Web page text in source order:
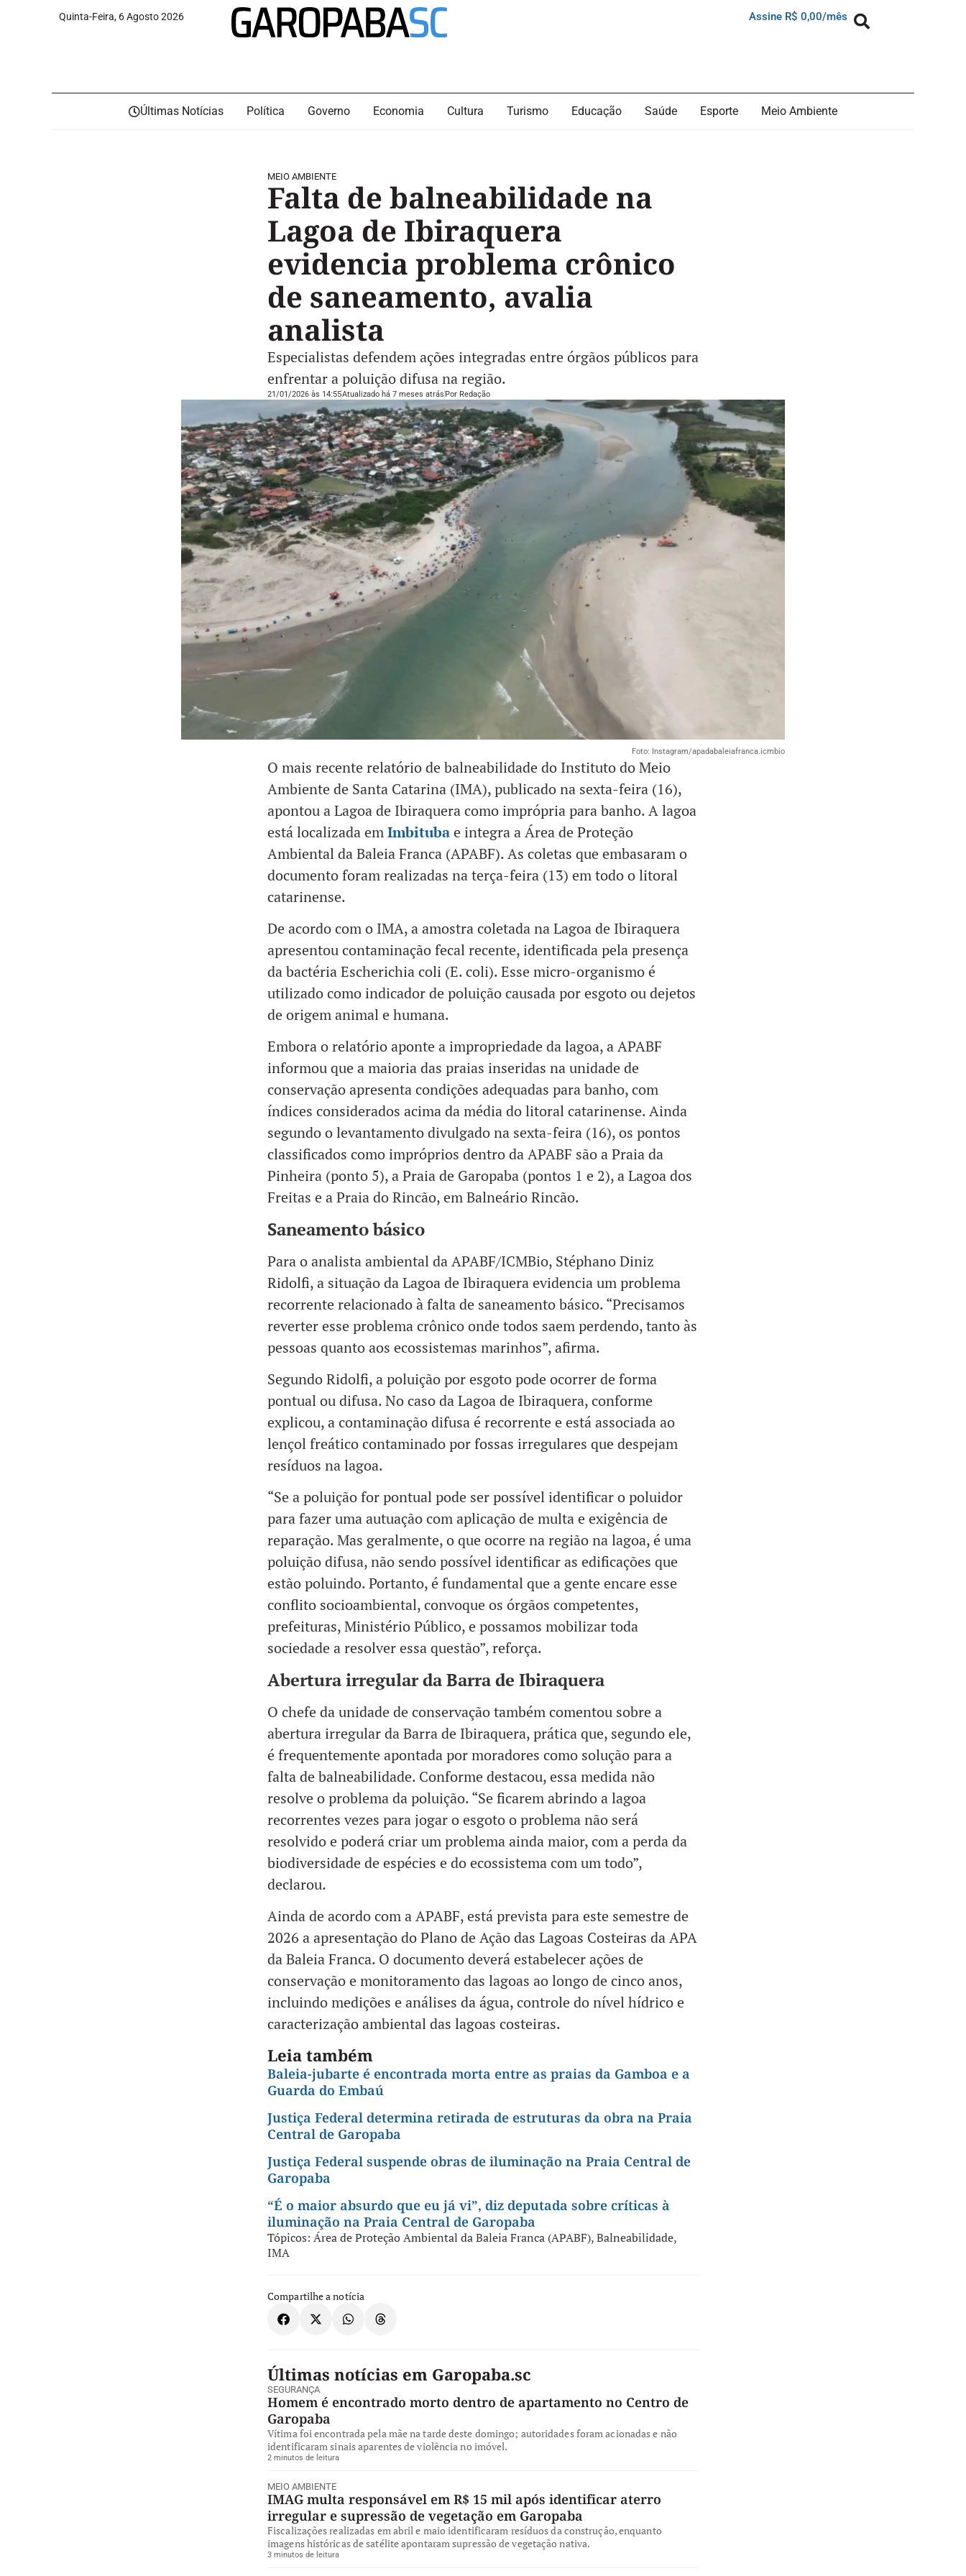
Quinta-Feira, 6 Agosto 2026 Assine R$ 0,00/mês
Últimas Notícias Política Governo Economia Cultura Turismo Educação Saúde Esporte Meio Ambiente
MEIO AMBIENTE
Falta de balneabilidade na
Lagoa de Ibiraquera
evidencia problema crônico
de saneamento, avalia
analista
Especialistas defendem ações integradas entre órgãos públicos para
enfrentar a poluição difusa na região.
21/01/2026 às 14:55Atualizado há 7 meses atrás Por Redação
Foto: Instagram/apadabaleiafranca.icmbio
O mais recente relatório de balneabilidade do Instituto do Meio
Ambiente de Santa Catarina (IMA), publicado na sexta-feira (16),
apontou a Lagoa de Ibiraquera como imprópria para banho. A lagoa
está localizada emImbitubae integra a Área de Proteção
Ambiental da Baleia Franca (APABF). As coletas que embasaram o
documento foram realizadas na terça-feira (13) em todo o litoral
catarinense.
De acordo com o IMA, a amostra coletada na Lagoa de Ibiraquera
apresentou contaminação fecal recente, identificada pela presença
da bactéria Escherichia coli (E. coli). Esse micro-organismo é
utilizado como indicador de poluição causada por esgoto ou dejetos
de origem animal e humana.
Embora o relatório aponte a impropriedade da lagoa, a APABF
informou que a maioria das praias inseridas na unidade de
conservação apresenta condições adequadas para banho, com
índices considerados acima da média do litoral catarinense. Ainda
segundo o levantamento divulgado na sexta-feira (16), os pontos
classificados como impróprios dentro da APABF são a Praia da
Pinheira (ponto 5), a Praia de Garopaba (pontos 1 e 2), a Lagoa dos
Freitas e a Praia do Rincão, em Balneário Rincão.
Saneamento básico
Para o analista ambiental da APABF/ICMBio, Stéphano Diniz
Ridolfi, a situação da Lagoa de Ibiraquera evidencia um problema
recorrente relacionado à falta de saneamento básico. “Precisamos
reverter esse problema crônico onde todos saem perdendo, tanto às
pessoas quanto aos ecossistemas marinhos”, afirma.
Segundo Ridolfi, a poluição por esgoto pode ocorrer de forma
pontual ou difusa. No caso da Lagoa de Ibiraquera, conforme
explicou, a contaminação difusa é recorrente e está associada ao
lençol freático contaminado por fossas irregulares que despejam
resíduos na lagoa.
“Se a poluição for pontual pode ser possível identificar o poluidor
para fazer uma autuação com aplicação de multa e exigência de
reparação. Mas geralmente, o que ocorre na região na lagoa, é uma
poluição difusa, não sendo possível identificar as edificações que
estão poluindo. Portanto, é fundamental que a gente encare esse
conflito socioambiental, convoque os órgãos competentes,
prefeituras, Ministério Público, e possamos mobilizar toda
sociedade a resolver essa questão”, reforça.
Abertura irregular da Barra de Ibiraquera
O chefe da unidade de conservação também comentou sobre a
abertura irregular da Barra de Ibiraquera, prática que, segundo ele,
é frequentemente apontada por moradores como solução para a
falta de balneabilidade. Conforme destacou, essa medida não
resolve o problema da poluição. “Se ficarem abrindo a lagoa
recorrentes vezes para jogar o esgoto o problema não será
resolvido e poderá criar um problema ainda maior, com a perda da
biodiversidade de espécies e do ecossistema com um todo”,
declarou.
Ainda de acordo com a APABF, está prevista para este semestre de
2026 a apresentação do Plano de Ação das Lagoas Costeiras da APA
da Baleia Franca. O documento deverá estabelecer ações de
conservação e monitoramento das lagoas ao longo de cinco anos,
incluindo medições e análises da água, controle do nível hídrico e
caracterização ambiental das lagoas costeiras.
Leia também
Baleia-jubarte é encontrada morta entre as praias da Gamboa e a
Guarda do Embaú
Justiça Federal determina retirada de estruturas da obra na Praia
Central de Garopaba
Justiça Federal suspende obras de iluminação na Praia Central de
Garopaba
“É o maior absurdo que eu já vi”, diz deputada sobre críticas à
iluminação na Praia Central de Garopaba
Tópicos: Área de Proteção Ambiental da Baleia Franca (APABF),Balneabilidade,
IMA
Compartilhe a notícia
Últimas notícias em Garopaba.sc
SEGURANÇA
Homem é encontrado morto dentro de apartamento no Centro de
Garopaba
Vítima foi encontrada pela mãe na tarde deste domingo; autoridades foram acionadas e não
identificaram sinais aparentes de violência no imóvel.
2 minutos de leitura
MEIO AMBIENTE
IMAG multa responsável em R$ 15 mil após identificar aterro
irregular e supressão de vegetação em Garopaba
Fiscalizações realizadas em abril e maio identificaram resíduos da construção, enquanto
imagens históricas de satélite apontaram supressão de vegetação nativa.
3 minutos de leitura